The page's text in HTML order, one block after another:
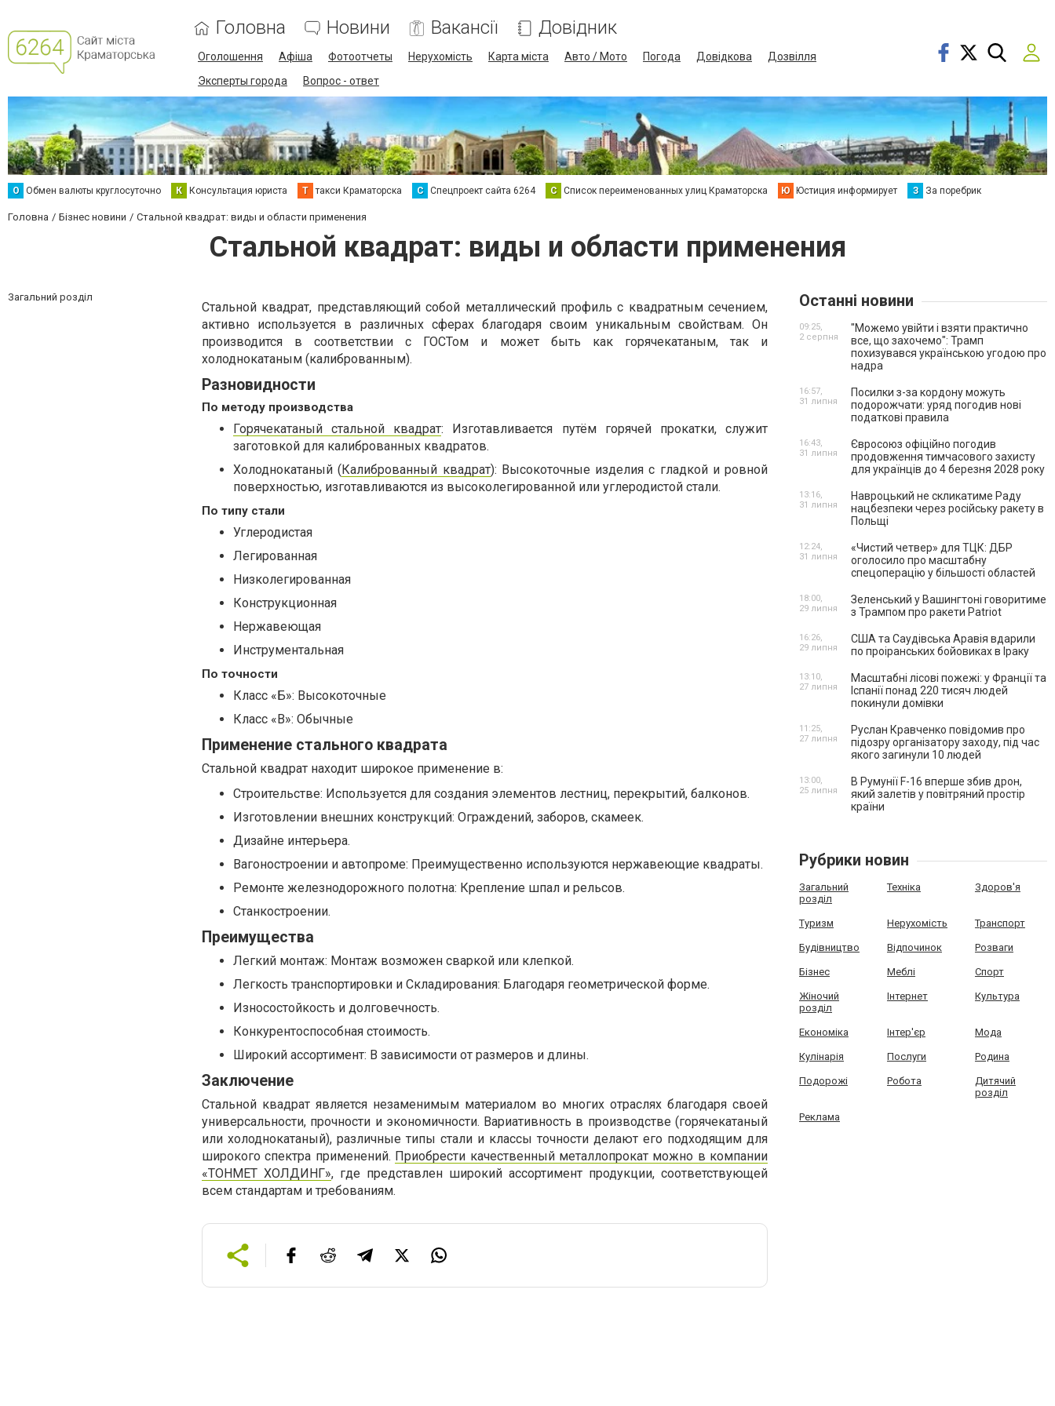
Головна Новини Вакансії Довідник
Оголошення Афіша Фотоотчеты Нерухомість Карта міста Авто / Мото Погода Довідкова
Дозвілля
Эксперты города
Вопрос - ответ
О Обмен валюты круглосуточно К Консультация юриста Т такси Краматорска С Спецпроект сайта 6264 С Список переименованных улиц Краматорска Ю Юстиция информирует З За поребрик
Головна Бізнес новини Стальной квадрат: виды и области применения
Стальной квадрат: виды и области применения
Загальний розділ
Стальной квадрат, представляющий собой металлический профиль с квадратным сечением,
активно используется в различных сферах благодаря своим уникальным свойствам. Он
производится в соответствии с ГОСТом и может быть как горячекатаным, так и
холоднокатаным (калиброванным).
Разновидности
По методу производства
Горячекатаный стальной квадрат: Изготавливается путём горячей прокатки, служит
заготовкой для калиброванных квадратов.
Холоднокатаный (Калиброванный квадрат): Высокоточные изделия с гладкой и ровной
поверхностью, изготавливаются из высоколегированной или углеродистой стали.
По типу стали
Углеродистая
Легированная
Низколегированная
Конструкционная
Нержавеющая
Инструментальная
По точности
Класс «Б»: Высокоточные
Класс «В»: Обычные
Применение стального квадрата
Стальной квадрат находит широкое применение в:
Строительстве: Используется для создания элементов лестниц, перекрытий, балконов.
Изготовлении внешних конструкций: Ограждений, заборов, скамеек.
Дизайне интерьера.
Вагоностроении и автопроме: Преимущественно используются нержавеющие квадраты.
Ремонте железнодорожного полотна: Крепление шпал и рельсов.
Станкостроении.
Преимущества
Легкий монтаж: Монтаж возможен сваркой или клепкой.
Легкость транспортировки и Складирования: Благодаря геометрической форме.
Износостойкость и долговечность.
Конкурентоспособная стоимость.
Широкий ассортимент: В зависимости от размеров и длины.
Заключение
Стальной квадрат является незаменимым материалом во многих отраслях благодаря своей
универсальности, прочности и экономичности. Вариативность в производстве (горячекатаный
или холоднокатаный), различные типы стали и классы точности делают его подходящим для
широкого спектра применений. Приобрести качественный металлопрокат можно в компании
«ТОНМЕТ ХОЛДИНГ», где представлен широкий ассортимент продукции, соответствующей
всем стандартам и требованиям.
Останні новини
"Можемо увійти і взяти практично
все, що захочемо": Трамп
похизувався українською угодою про
надра
09:25,
2 серпня
Посилки з-за кордону можуть
подорожчати: уряд погодив нові
податкові правила
16:57,
31 липня
Євросоюз офіційно погодив
продовження тимчасового захисту
для українців до 4 березня 2028 року
16:43,
31 липня
Навроцький не скликатиме Раду
нацбезпеки через російську ракету в
Польщі
13:16,
31 липня
«Чистий четвер» для ТЦК: ДБР
оголосило про масштабну
спецоперацію у більшості областей
12:24,
31 липня
Зеленський у Вашингтоні говоритиме
з Трампом про ракети Patriot
18:00,
29 липня
США та Саудівська Аравія вдарили
по проіранських бойовиках в Іраку
16:26,
29 липня
Масштабні лісові пожежі: у Франції та
Іспанії понад 220 тисяч людей
покинули домівки
13:10,
27 липня
Руслан Кравченко повідомив про
підозру організатору заходу, під час
якого загинули 10 людей
11:25,
27 липня
В Румунії F-16 вперше збив дрон,
який залетів у повітряний простір
країни
13:00,
25 липня
Рубрики новин
Загальний
розділ
Техніка Здоров'я
Туризм Нерухомість Транспорт
Будівництво Відпочинок Розваги
Бізнес Меблі Спорт
Жіночий
розділ
Інтернет Культура
Економіка Інтер'єр Мода
Кулінарія Послуги Родина
Подорожі Робота
Дитячий
розділ
Реклама